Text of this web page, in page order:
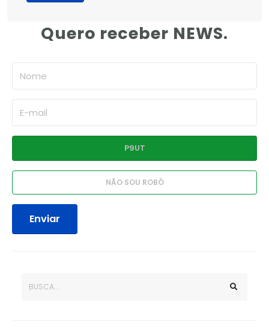
Quero receber NEWS.
Enviar